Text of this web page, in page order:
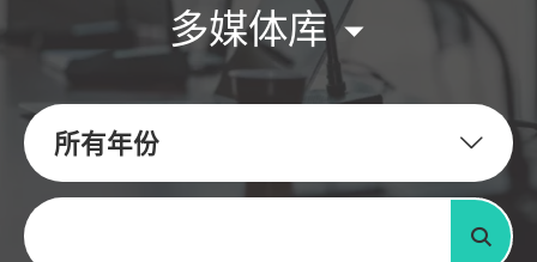
多媒体库
所有年份
关键字
搜寻